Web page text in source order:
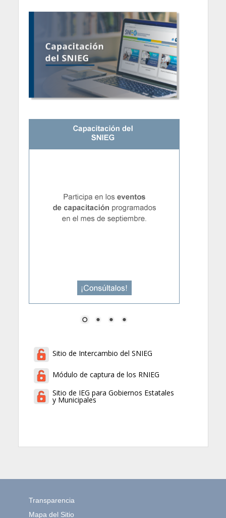
Sitio de Intercambio del SNIEG
Módulo de captura de los RNIEG
Sitio de IEG para Gobiernos Estatales
y Municipales
Transparencia
Mapa del Sitio